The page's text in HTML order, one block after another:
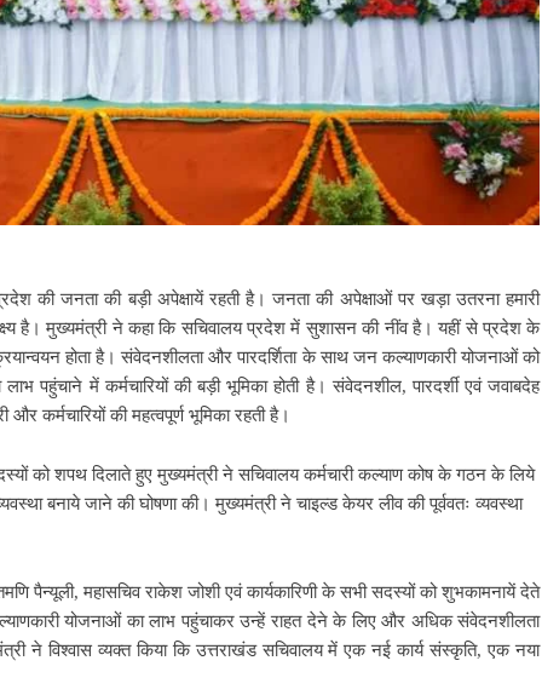
की जनता की बड़ी अपेक्षायें रहती है। जनता की अपेक्षाओं पर खड़ा उतरना हमारी
है। मुख्यमंत्री ने कहा कि सचिवालय प्रदेश में सुशासन की नींव है। यहीं से प्रदेश के
होता है। संवेदनशीलता और पारदर्शिता के साथ जन कल्याणकारी योजनाओं को
में कर्मचारियों की बड़ी भूमिका होती है। संवेदनशील, पारदर्शी एवं जवाबदेह
कर्मचारियों की महत्वपूर्ण भूमिका रहती है।
को शपथ दिलाते हुए मुख्यमंत्री ने सचिवालय कर्मचारी कल्याण कोष के गठन के लिये
बनाये जाने की घोषणा की। मुख्यमंत्री ने चाइल्ड केयर लीव की पूर्ववतः व्यवस्था
पैन्यूली, महासचिव राकेश जोशी एवं कार्यकारिणी के सभी सदस्यों को शुभकामनायें देते
योजनाओं का लाभ पहुंचाकर उन्हें राहत देने के लिए और अधिक संवेदनशीलता
ने विश्वास व्यक्त किया कि उत्तराखंड सचिवालय में एक नई कार्य संस्कृति, एक नया